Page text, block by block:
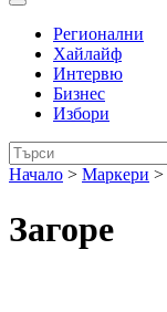
Регионални
Хайлайф
Интервю
Бизнес
Избори
Начало > Маркери >
Загоре